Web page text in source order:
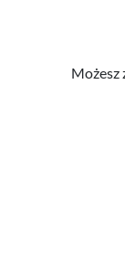
Możesz